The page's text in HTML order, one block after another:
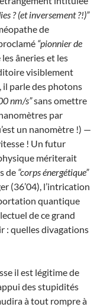
? (et inversement ?!)”
de
“pionnier de
âneries et les
visiblement
il parle des photons
nm/s”sans omettre
par
un nanomètre !) —
! Un futur
mériterait
de “corps énergétique”
(36’04), l’intrication
quantique
de ce grand
: quelles divagations
il est légitime de
des stupidités
à tout rompre à